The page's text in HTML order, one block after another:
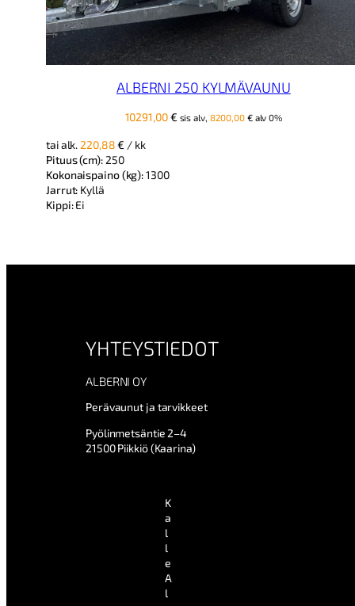
ALBERNI 250 KYLMÄVAUNU
10291,00€ sis alv, 8200,00 €alv 0%
tai alk. 220,88€ / kk
Pituus (cm): 250
Kokonaispaino (kg):1300
Jarrut: Kyllä
Kippi:Ei
YHTEYSTIEDOT
ALBERNI OY
Perävaunut ja tarvikkeet
Pyölinmetsäntie 2–4
21500 Piikkiö (Kaarina)
K
a
l
l
e
A
l